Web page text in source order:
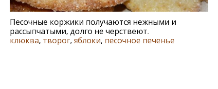
Песочные коржики получаются нежными и
рассыпчатыми, долго не черствеют.
клюква, творог, яблоки, песочное печенье